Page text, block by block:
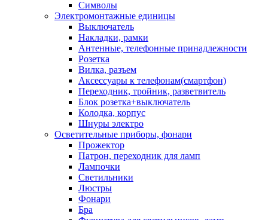
Символы
Электромонтажные единицы
Выключатель
Накладки, рамки
Антенные, телефонные принадлежности
Розетка
Вилка, разъем
Аксессуары к телефонам(смартфон)
Переходник, тройник, разветвитель
Блок розетка+выключатель
Колодка, корпус
Шнуры электро
Осветительные приборы, фонари
Прожектор
Патрон, переходник для ламп
Лампочки
Светильники
Люстры
Фонари
Бра